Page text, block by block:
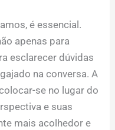
é essencial.
apenas para
esclarecer dúvidas
na conversa. A
se no lugar do
e suas
mais acolhedor e